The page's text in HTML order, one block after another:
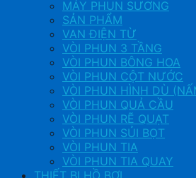
MÁY PHUN SƯƠNG
SẢN PHẨM
VAN ĐIỆN TỪ
VÒI PHUN 3 TẦNG
VÒI PHUN BÔNG HOA
VÒI PHUN CỘT NƯỚC
VÒI PHUN HÌNH DÙ
VÒI PHUN QUẢ CẦU
VÒI PHUN RẼ QUẠT
VÒI PHUN SỦI BỌT
VÒI PHUN TIA
VÒI PHUN TIA QUAY
THIẾT BỊ HỒ BƠI